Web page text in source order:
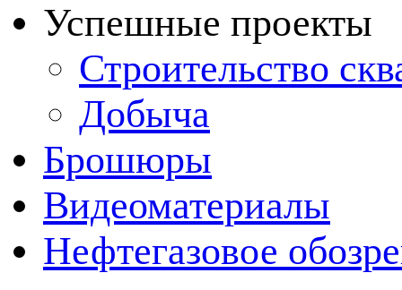
Успешные проекты
Строительство
Добыча
Брошюры
Видеоматериалы
Нефтегазовое